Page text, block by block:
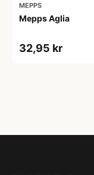
MEPPS
Mepps Aglia
32,95 kr